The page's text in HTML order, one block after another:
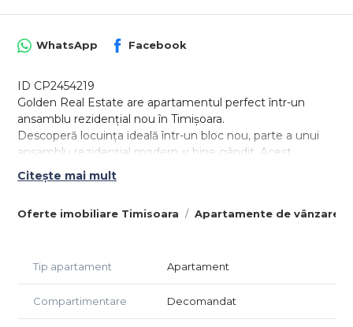
Oferte imobiliare Timisoara Apartamente de vânzare
WhatsApp Facebook
ID CP2454219
Golden Real Estate are apartamentul perfect într-un
ansamblu rezidențial nou în Timișoara.
Descoperă locuința ideală într-un bloc nou, parte a unui
ansamblu rezidențial modern și bine gândit. Acest
apartament cu 2 camere, situat la etajul 1sau 2 îți oferă o
suprafață utilă de 55.21 mp, incluzând balconul, și o vedere
Caracteristici principale:
Număr de camere: 2
Tip bucătărie: Închisă
Etaj: 1sau 2
Citește mai mult
Tip apartament Apartament
Compartimentare Decomandat